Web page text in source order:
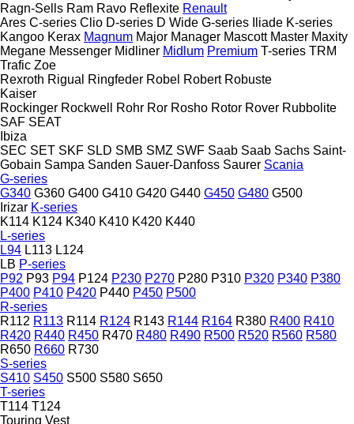
Ragn-Sells Ram Ravo Reflexite Renault
Ares C-series Clio D-series D Wide G-series Iliade K-series
Kangoo Kerax Magnum Major Manager Mascott Master Maxity
Megane Messenger Midliner Midlum Premium T-series TRM
Trafic Zoe
Rexroth Rigual Ringfeder Robel Robert Robuste
Kaiser
Rockinger Rockwell Rohr Ror Rosho Rotor Rover Rubbolite
SAF SEAT
Ibiza
SEC SET SKF SLD SMB SMZ SWF Saab Saab Sachs Saint-
Gobain Sampa Sanden Sauer-Danfoss Saurer Scania
G-series
G340 G360 G400 G410 G420 G440 G450 G480 G500
Irizar K-series
K114 K124 K340 K410 K420 K440
L-series
L94 L113 L124
LB P-series
P92 P93 P94 P124 P230 P270 P280 P310 P320 P340 P380
P400 P410 P420 P440 P450 P500
R-series
R112 R113 R114 R124 R143 R144 R164 R380 R400 R410
R420 R440 R450 R470 R480 R490 R500 R520 R560 R580
R650 R660 R730
S-series
S410 S450 S500 S580 S650
T-series
T114 T124
Touring Vest